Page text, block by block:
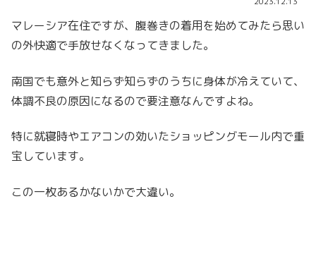
マレーシア在住ですが、腹巻きの着用を始めてみたら思い
の外快適で手放せなくなってきました。
南国でも意外と知らず知らずのうちに身体が冷えていて、
体調不良の原因になるので要注意なんですよね。
特に就寝時やエアコンの効いたショッピングモール内で重
宝しています。
この一枚あるかないかで大違い。